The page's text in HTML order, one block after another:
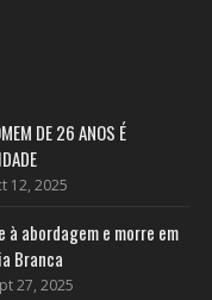
DE 26 ANOS É
12, 2025
abordagem e morre em
Branca
27, 2025